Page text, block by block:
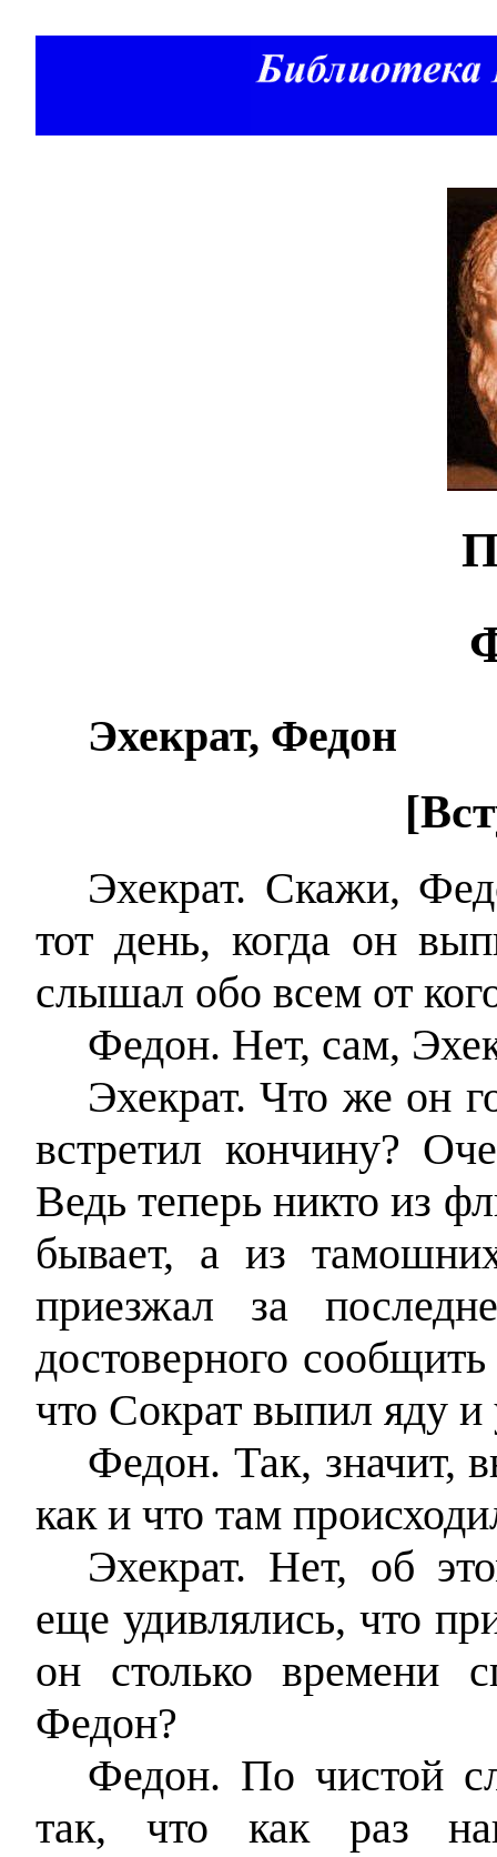
Эхекрат, Федон
Эхекрат. Скажи,
тот день, когда он
слышал обо всем от
Федон. Нет, сам,
Эхекрат. Что же он
встретил кончину?
Ведь теперь никто из
бывает, а из
приезжал за
достоверного
что Сократ выпил яду
Федон. Так, значит,
как и что там
Эхекрат. Нет, об
еще удивлялись, что
он столько времени
Федон?
Федон. По чистой
так, что как раз